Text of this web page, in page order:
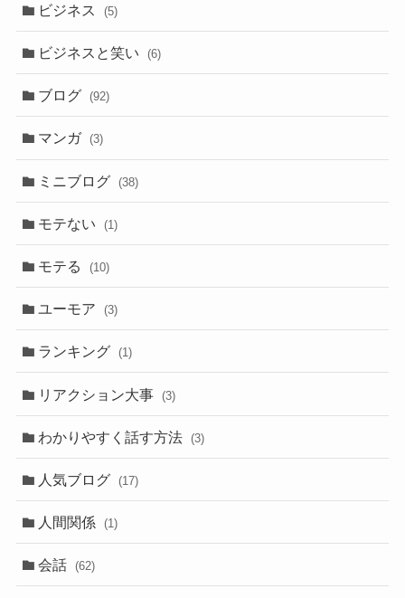
ビジネス (5)
ビジネスと笑い (6)
ブログ (92)
マンガ (3)
ミニブログ (38)
モテない (1)
モテる (10)
ユーモア (3)
ランキング (1)
リアクション大事 (3)
わかりやすく話す方法 (3)
人気ブログ (17)
人間関係 (1)
会話 (62)